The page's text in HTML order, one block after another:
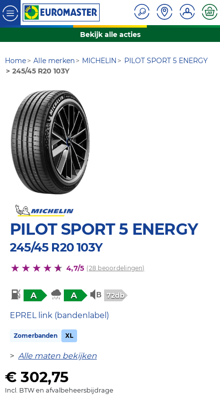
Bekijk alle acties
Home Alle merken MICHELIN
PILOT SPORT 5 ENERGY
245/45 R20 103Y
PILOT SPORT 5 ENERGY
245/45 R20 103Y
4,7/5 (28 beoordelingen)
A A 72db
EPREL link (bandenlabel)
Zomerbanden XL
> Alle maten bekijken
€ 302,75
Incl. BTW en afvalbeheersbijdrage